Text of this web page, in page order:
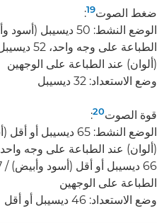
ضغط الصوت19
:
(ألوان) عند الطباعة على الوجهين
وضع الاستعداد: 32 ديسيبل
قوة الصوت20
:
(ألوان) عند الطباعة على وجه واحد
الطباعة على الوجهين
وضع الاستعداد: 46 ديسيبل أو أقل